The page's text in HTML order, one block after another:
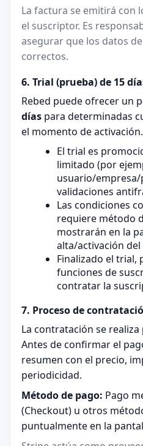
La factura se emitirá con
el suscriptor. Es
asegurar que los datos
correctos.
6. Trial (prueba) de 15
Rebed puede ofrecer un
días para determinadas
el momento de activación.
El trial es
limitado (por
usuario/
validaciones
Las condiciones
requiere método
mostrarán en la
alta/activación
Finalizado el trial,
funciones de
contratar la
7. Proceso de
La contratación se
Antes de confirmar el
resumen con el precio,
periodicidad.
Método de pago: Pago
(Checkout) u otros
puntualmente en la